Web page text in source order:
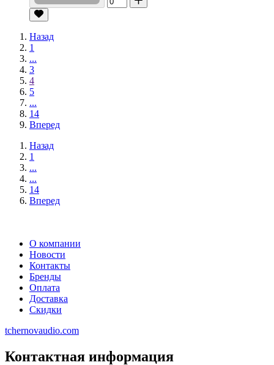
Назад
1
...
3
4
5
...
14
Вперед
Назад
1
...
...
14
Вперед
О компании
Новости
Контакты
Бренды
Оплата
Доставка
Скидки
tchernovaudio.com
Контактная информация